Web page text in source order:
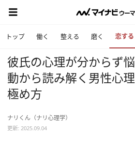
トップ 働く 整える 磨く 恋する
彼氏の心理が分からず
動から読み解く男性心
極め方
ナリくん（ナリ心理学）
更新: 2025.09.04